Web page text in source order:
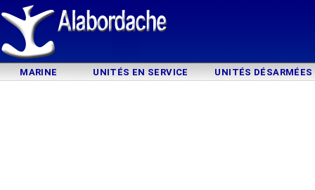
MARINE UNITÉS EN SERVICE UNITÉS DÉSARMÉES